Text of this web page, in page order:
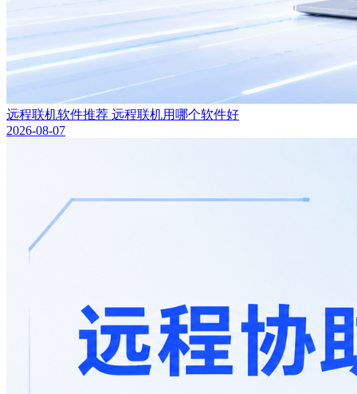
远程联机软件推荐 远程联机用哪个软件好
2026-08-07